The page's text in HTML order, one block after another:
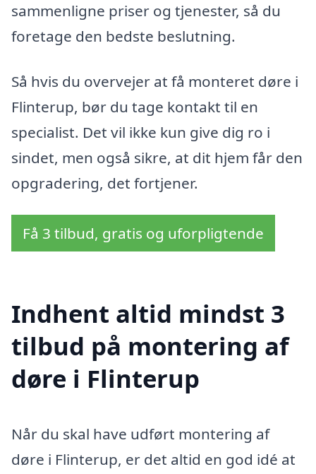
sammenligne priser og tjenester, så du
foretage den bedste beslutning.
Så hvis du overvejer at få monteret døre i
Flinterup, bør du tage kontakt til en
specialist. Det vil ikke kun give dig ro i
sindet, men også sikre, at dit hjem får den
opgradering, det fortjener.
Få 3 tilbud, gratis og uforpligtende
Indhent altid mindst 3
tilbud på montering af
døre i Flinterup
Når du skal have udført montering af
døre i Flinterup, er det altid en god idé at